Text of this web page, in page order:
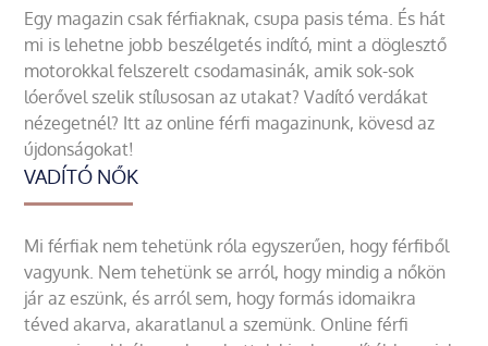
Egy magazin csak férfiaknak, csupa pasis téma. És hát
mi is lehetne jobb beszélgetés indító, mint a döglesztő
motorokkal felszerelt csodamasinák, amik sok-sok
lóerővel szelik stílusosan az utakat? Vadító verdákat
nézegetnél? Itt az online férfi magazinunk, kövesd az
újdonságokat!
VADÍTÓ NŐK
Mi férfiak nem tehetünk róla egyszerűen, hogy férfiből
vagyunk. Nem tehetünk se arról, hogy mindig a nőkön
jár az eszünk, és arról sem, hogy formás idomaikra
téved akarva, akaratlanul a szemünk. Online férfi